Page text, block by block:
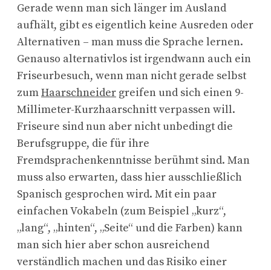
Gerade wenn man sich länger im Ausland
aufhält, gibt es eigentlich keine Ausreden oder
Alternativen – man muss die Sprache lernen.
Genauso alternativlos ist irgendwann auch ein
Friseurbesuch, wenn man nicht gerade selbst
zumHaarschneider greifen und sich einen 9-
Millimeter-Kurzhaarschnitt verpassen will.
Friseure sind nun aber nicht unbedingt die
Berufsgruppe, die für ihre
Fremdsprachenkenntnisse berühmt sind. Man
muss also erwarten, dass hier ausschließlich
Spanisch gesprochen wird. Mit ein paar
einfachen Vokabeln (zum Beispiel „kurz“,
„lang“, „hinten“, „Seite“ und die Farben) kann
man sich hier aber schon ausreichend
verständlich machen und das Risiko einer